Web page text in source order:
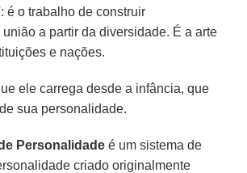
é o trabalho de construir
a partir da diversidade. É a arte
e nações.
ele carrega desde a infância, que
sua personalidade.
Personalidade é um sistema de
criado originalmente